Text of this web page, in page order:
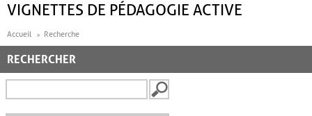
VIGNETTES DE PÉDAGOGIE ACTIVE
Accueil Recherche
RECHERCHER